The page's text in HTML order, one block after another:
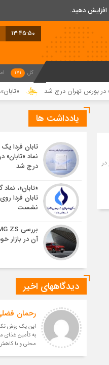
دهید.
13:45:51
کل 171
درج شد «تابان»، نماد گروه
در
یادداشت ها
تابان فردا یک
نماد
درج شد
«تابان»،
تابان فردا
نشست
آن در بازار
دیدگاههای اخیر
رحمان
این یک روش
به تأمین غذای
محلی و با